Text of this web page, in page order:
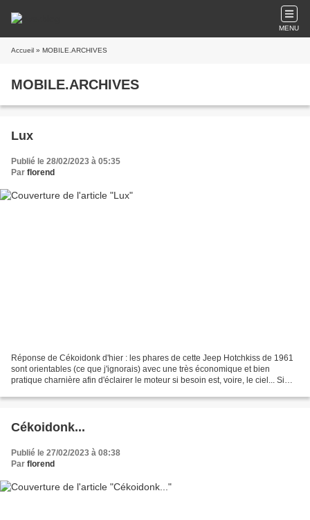
MENU
Accueil » MOBILE.ARCHIVES
MOBILE.ARCHIVES
Lux
Publié le 28/02/2023 à 05:35
Par florend
Réponse de Cékoidonk d'hier : les phares de cette Jeep Hotchkiss de 1961
sont orientables (ce que j'ignorais) avec une très économique et bien
pratique charnière afin d'éclairer le moteur si besoin est, voire, le ciel... Si
Cékoidonk...
Publié le 27/02/2023 à 08:38
Par florend